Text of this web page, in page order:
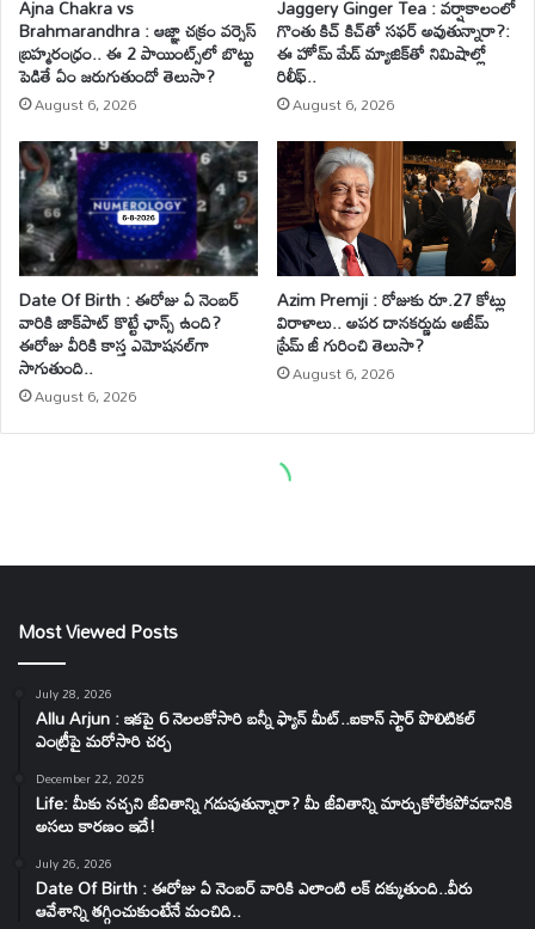
Most Viewed Posts
July 28, 2026
Allu Arjun : ఇకపై 6 నెలలకోసారి బన్నీ ఫ్యాన్ మీట్..ఐకాన్ స్టార్ పొలిటికల్
ఎంట్రీపై మరోసారి చర్చ
December 22, 2025
Life: మీకు నచ్చని జీవితాన్ని గడుపుతున్నారా? మీ జీవితాన్ని మార్చుకోలేకపోవడానికి
అసలు కారణం ఇదే!
July 26, 2026
Date Of Birth : ఈరోజు ఏ నెంబర్ వారికి ఎలాంటి లక్ దక్కుతుంది..వీరు
ఆవేశాన్ని తగ్గించుకుంటేనే మంచిది..